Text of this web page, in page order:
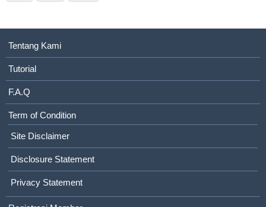
Tentang Kami
Tutorial
F.A.Q
Term of Condition
Site Disclaimer
Disclosure Statement
Privacy Statement